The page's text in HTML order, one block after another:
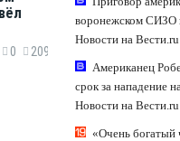
0 209
воронежском СИЗО
Новости на Вести.ru
Американец
срок за нападение
Новости на Вести.ru
«Очень богатый